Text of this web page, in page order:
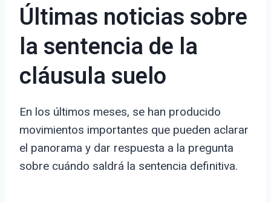
Últimas noticias sobre
la sentencia de la
cláusula suelo
En los últimos meses, se han producido
movimientos importantes que pueden aclarar
el panorama y dar respuesta a la pregunta
sobre cuándo saldrá la sentencia definitiva.